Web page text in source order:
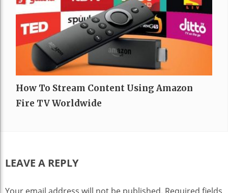
How To Stream Content Using Amazon
Fire TV Worldwide
LEAVE A REPLY